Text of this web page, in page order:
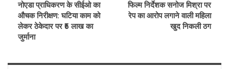
नोएडा प्राधिकरण के सीईओ का
औचक निरीक्षण: घटिया काम को
लेकर ठेकेदार पर ₹5 लाख का
जुर्माना
फिल्म निर्देशक सनोज मिश्रा पर
रेप का आरोप लगाने वाली महिला
खुद निकली ठग